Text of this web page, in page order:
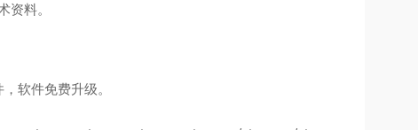
资料。
软件免费升级。